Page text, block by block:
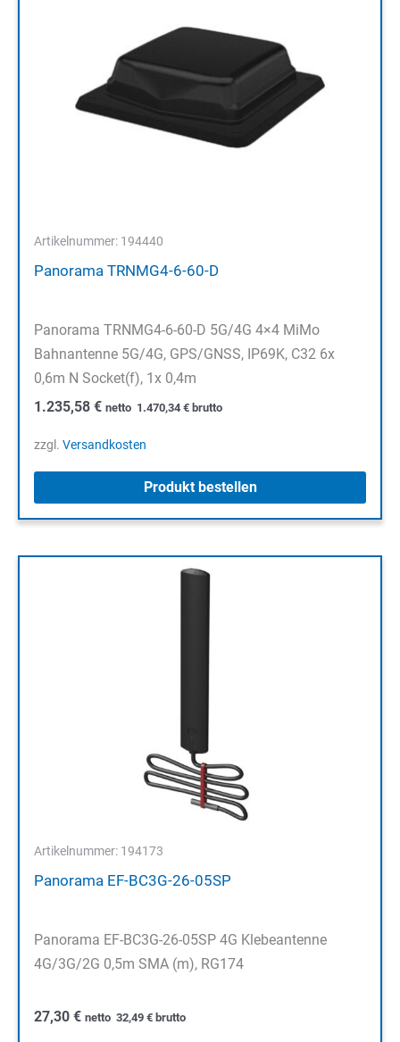
Artikelnummer: 194440
Panorama TRNMG4-6-60-D
Panorama TRNMG4-6-60-D 5G/4G 4×4 MiMo
Bahnantenne 5G/4G, GPS/GNSS, IP69K, C32 6x
0,6m N Socket(f), 1x 0,4m
1.235,58 € netto 1.470,34 € brutto
zzgl. Versandkosten
Produkt bestellen
Artikelnummer: 194173
Panorama EF-BC3G-26-05SP
Panorama EF-BC3G-26-05SP 4G Klebeantenne
4G/3G/2G 0,5m SMA (m), RG174
27,30 € netto 32,49 € brutto